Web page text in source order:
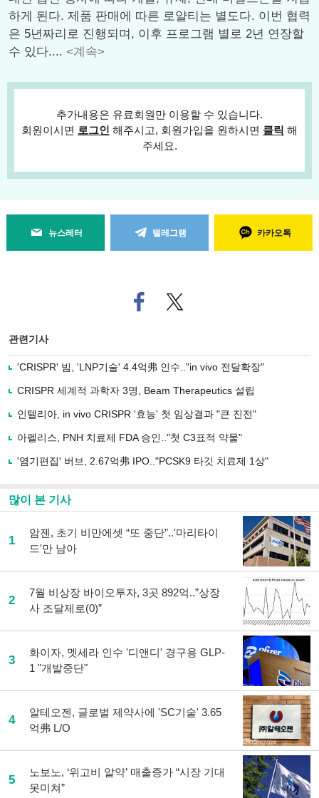
하게 된다. 제품 판매에 따른 로얄티는 별도다. 이번 협력
은 5년짜리로 진행되며, 이후 프로그램 별로 2년 연장할
수 있다.... <계속>
추가내용은 유료회원만 이용할 수 있습니다.
회원이시면 로그인 해주시고, 회원가입을 원하시면 클릭 해
주세요.
뉴스레터 텔레그램 카카오톡
페
이
로
사
유
기
트위
터로
관련기사
'CRISPR' 빔, 'LNP기술' 4.4억弗 인수.."in vivo 전달확장"
CRISPR 세계적 과학자 3명, Beam Therapeutics 설립
인텔리아, in vivo CRISPR '효능' 첫 임상결과 "큰 진전"
아펠리스, PNH 치료제 FDA 승인.."첫 C3표적 약물"
'염기편집' 버브, 2.67억弗 IPO.."PCSK9 타깃 치료제 1상"
많이 본 기사
1
암젠, 초기 비만에셋 “또 중단”..'마리타이
드'만 남아
2
7월 비상장 바이오투자, 3곳 892억..”상장
사 조달제로(0)”
3
화이자, 멧세라 인수 '디앤디' 경구용 GLP-
1 "개발중단"
4
알테오젠, 글로벌 제약사에 'SC기술' 3.65
억弗 L/O
5
노보노, ‘위고비 알약’ 매출증가 “시장 기대
못미쳐”